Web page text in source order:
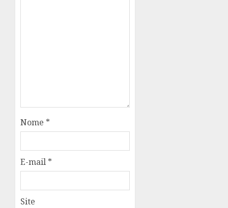
Nome *
E-mail *
Site